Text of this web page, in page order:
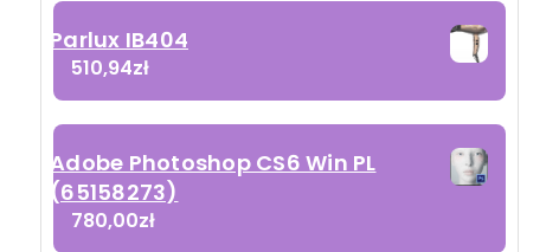
Parlux IB404
510,94zł
Adobe Photoshop CS6 Win PL
(65158273)
780,00zł